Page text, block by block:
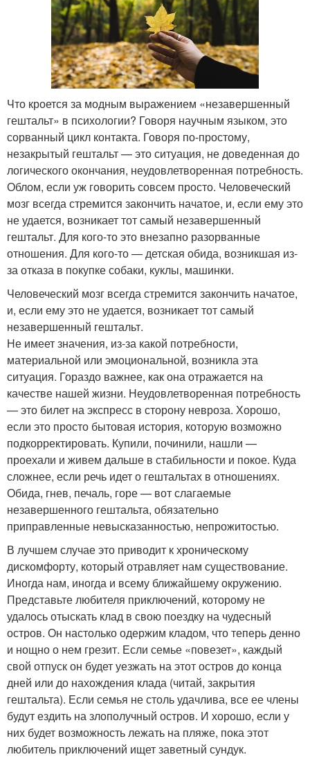
Что кроется за модным выражением «незавершенный
гештальт» в психологии? Говоря научным языком, это
сорванный цикл контакта. Говоря по-простому,
незакрытый гештальт — это ситуация, не доведенная до
логического окончания, неудовлетворенная потребность.
Облом, если уж говорить совсем просто. Человеческий
мозг всегда стремится закончить начатое, и, если ему это
не удается, возникает тот самый незавершенный
гештальт. Для кого-то это внезапно разорванные
отношения. Для кого-то — детская обида, возникшая из-
за отказа в покупке собаки, куклы, машинки.
Человеческий мозг всегда стремится закончить начатое,
и, если ему это не удается, возникает тот самый
незавершенный гештальт.
Не имеет значения, из-за какой потребности,
материальной или эмоциональной, возникла эта
ситуация. Гораздо важнее, как она отражается на
качестве нашей жизни. Неудовлетворенная потребность
— это билет на экспресс в сторону невроза. Хорошо,
если это просто бытовая история, которую возможно
подкорректировать. Купили, починили, нашли —
проехали и живем дальше в стабильности и покое. Куда
сложнее, если речь идет о гештальтах в отношениях.
Обида, гнев, печаль, горе — вот слагаемые
незавершенного гештальта, обязательно
приправленные невысказанностью, непрожитостью.
В лучшем случае это приводит к хроническому
дискомфорту, который отравляет нам существование.
Иногда нам, иногда и всему ближайшему окружению.
Представьте любителя приключений, которому не
удалось отыскать клад в свою поездку на чудесный
остров. Он настолько одержим кладом, что теперь денно
и нощно о нем грезит. Если семье «повезет», каждый
свой отпуск он будет уезжать на этот остров до конца
дней или до нахождения клада (читай, закрытия
гештальта). Если семья не столь удачлива, все ее члены
будут ездить на злополучный остров. И хорошо, если у
них будет возможность лежать на пляже, пока этот
любитель приключений ищет заветный сундук.